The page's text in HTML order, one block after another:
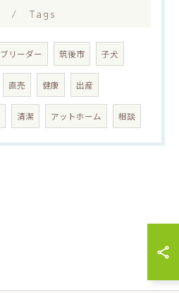
Tags
ブリーダー 筑後市 子犬
直売 健康 出産
清潔 アットホーム 相談